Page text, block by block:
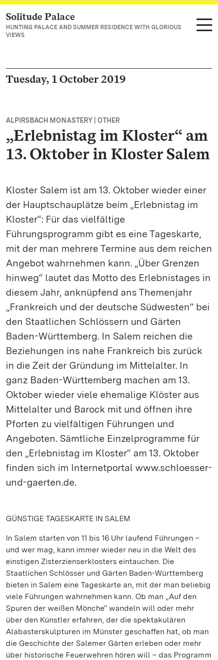
Navigate to main page
Solitude Palace
HUNTING PALACE AND SUMMER RESIDENCE WITH GLORIOUS
VIEWS
Tuesday, 1 October 2019
ALPIRSBACH MONASTERY | OTHER
„Erlebnistag im Kloster“ am
13. Oktober in Kloster Salem
Kloster Salem ist am 13. Oktober wieder einer
der Hauptschauplätze beim „Erlebnistag im
Kloster“: Für das vielfältige
Führungsprogramm gibt es eine Tageskarte,
mit der man mehrere Termine aus dem reichen
Angebot wahrnehmen kann. „Über Grenzen
hinweg“ lautet das Motto des Erlebnistages in
diesem Jahr, anknüpfend ans Themenjahr
„Frankreich und der deutsche Südwesten" bei
den Staatlichen Schlössern und Gärten
Baden-Württemberg. In Salem reichen die
Beziehungen ins nahe Frankreich bis zurück
in die Zeit der Gründung im Mittelalter. In
ganz Baden-Württemberg machen am 13.
Oktober wieder viele ehemalige Klöster aus
Mittelalter und Barock mit und öffnen ihre
Pforten zu vielfältigen Führungen und
Angeboten. Sämtliche Einzelprogramme für
den „Erlebnistag im Kloster“ am 13. Oktober
finden sich im Internetportal www.schloesser-
und-gaerten.de.
GÜNSTIGE TAGESKARTE IN SALEM
In Salem starten von 11 bis 16 Uhr laufend Führungen –
und wer mag, kann immer wieder neu in die Welt des
einstigen Zisterzienserklosters eintauchen. Die
Staatlichen Schlösser und Gärten Baden-Württemberg
bieten in Salem eine Tageskarte an, mit der man beliebig
viele Führungen wahrnehmen kann. Ob man „Auf den
Spuren der weißen Mönche“ wandeln will oder mehr
über den Künstler erfahren, der die spektakulären
Alabasterskulpturen im Münster geschaffen hat, ob man
die Geschichte der Salemer Gärten erleben oder mehr
über historische Feuerwehren hören will – das Programm